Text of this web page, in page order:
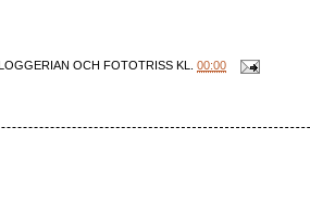
OCH FOTOTRISS KL. 00:00